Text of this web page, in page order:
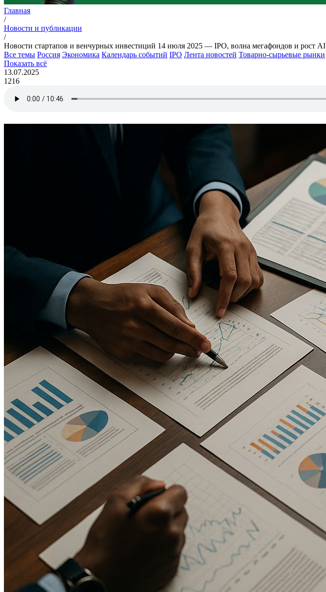
Главная
/
Новости и публикации
/
Новости стартапов и венчурных инвестиций 14 июля 2025 — IPO, волна мегафондов и рост AI
Все темы Россия Экономика Календарь событий IPO Лента новостей Товарно-сырьевые рынки
Показать всё
13.07.2025
1216